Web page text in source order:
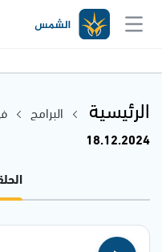
الرئيسية البرامج
18.12.2024